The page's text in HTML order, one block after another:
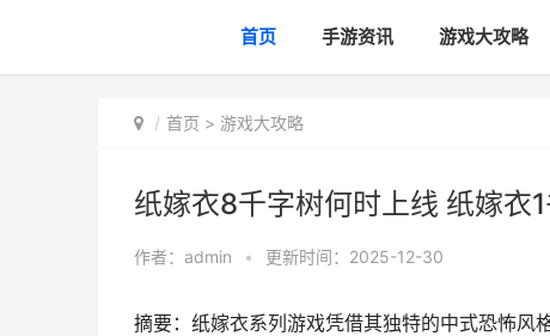
首页 手游资讯 游戏大攻略
首页 > 游戏大攻略
纸嫁衣8千字树何时上线 纸嫁衣
作者： admin • 更新时间：2025-12-30
摘要：纸嫁衣系列游戏凭借其独特的中式恐怖风